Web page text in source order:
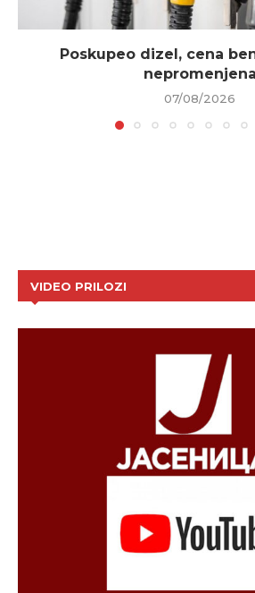
Poskupeo dizel, cena
nepromenjena
07/08/2026
VIDEO PRILOZI